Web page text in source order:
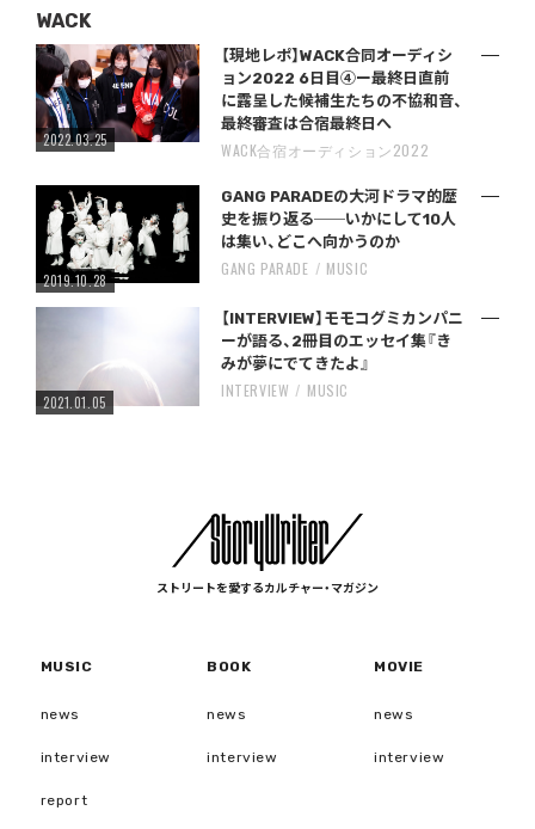
WACK
2022.03.25
【現地レポ】WACK合同オーディシ
ョン2022 6日目④ー最終日直前
に露呈した候補生たちの不協和音、
最終審査は合宿最終日へ
WACK合宿オーディション2022
2019.10.28
GANG PARADEの大河ドラマ的歴
史を振り返る──いかにして10人
は集い、どこへ向かうのか
GANG PARADE MUSIC
2021.01.05
【INTERVIEW】モモコグミカンパニ
ーが語る、2冊目のエッセイ集『き
みが夢にでてきたよ』
INTERVIEW MUSIC
ストリートを愛するカルチャー・マガジン
MUSIC
news
interview
report
BOOK
news
interview
MOVIE
news
interview